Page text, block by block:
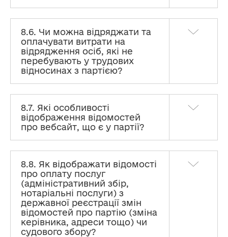
8.6. Чи можна відряджати та
оплачувати витрати на
відрядження осіб, які не
перебувають у трудових
відносинах з партією?
8.7. Які особливості
відображення відомостей
про вебсайт, що є у партії?
8.8. Як відображати відомості
про оплату послуг
(адміністративний збір,
нотаріальні послуги) з
державної реєстрації змін
відомостей про партію (зміна
керівника, адреси тощо) чи
судового збору?